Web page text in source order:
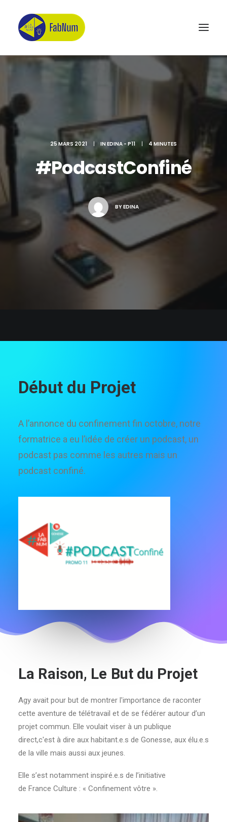
25 MARS 2021 | IN EDINA - P11 | 4 MINUTES
#PodcastConfiné
BYEDINA
Début du Projet
A l’annonce du confinement fin octobre, notre
formatrice a eu l’idée de créer un podcast, un
podcast pas comme les autres mais un
podcast confiné.
La Raison, Le But du Projet
Agy avait pour but de montrer l'importance de raconter
cette aventure de télétravail et de se fédérer autour d’un
projet commun. Elle voulait viser à un publique
direct,c'est à dire aux habitant.e.s de Gonesse, aux élu.e.s
de la ville mais aussi aux jeunes.
Elle s’est notamment inspiré.e.s de l’initiative
de France Culture : « Confinement vôtre ».